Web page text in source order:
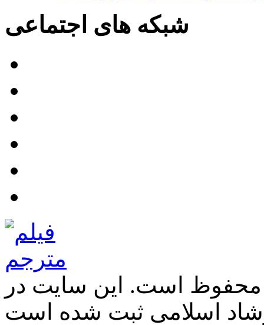
شبکه های اجتماعی
محفوظ است. این سایت در
اسلامی ثبت شده است